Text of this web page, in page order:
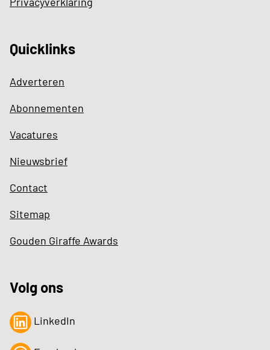
Quicklinks
Adverteren
Abonnementen
Vacatures
Nieuwsbrief
Contact
Sitemap
Gouden Giraffe Awards
Volg ons
LinkedIn